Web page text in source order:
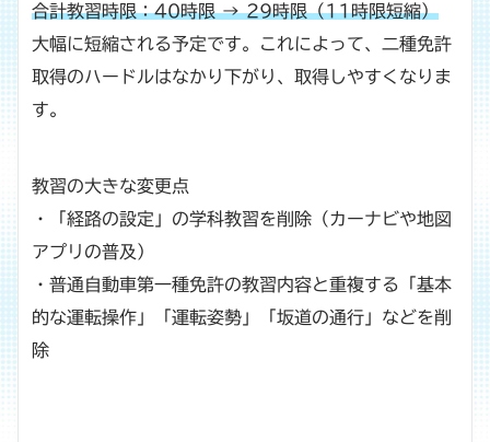
合計教習時限：40時限 → 29時限（11時限短縮）
大幅に短縮される予定です。これによって、二種免許
取得のハードルはなかり下がり、取得しやすくなりま
す。
教習の大きな変更点
・「経路の設定」の学科教習を削除（カーナビや地図
アプリの普及）
・普通自動車第一種免許の教習内容と重複する「基本
的な運転操作」「運転姿勢」「坂道の通行」などを削
除